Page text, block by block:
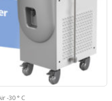
-30 ° C